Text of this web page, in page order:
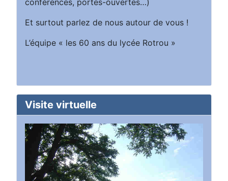
Et surtout parlez de nous autour de vous !
L’équipe « les 60 ans du lycée Rotrou »
Visite virtuelle